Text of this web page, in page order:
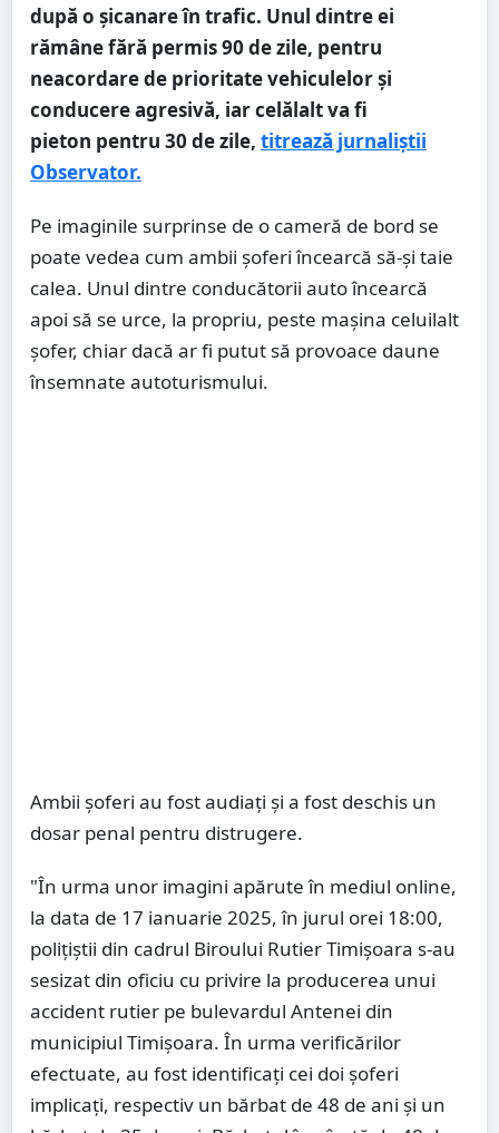
după o şicanare în trafic. Unul dintre ei
rămâne fără permis 90 de zile, pentru
neacordare de prioritate vehiculelor și
conducere agresivă, iar celălalt va fi
pieton pentru 30 de zile, titrează jurnaliștii
Observator.
Pe imaginile surprinse de o cameră de bord se
poate vedea cum ambii şoferi încearcă să-şi taie
calea. Unul dintre conducătorii auto încearcă
apoi să se urce, la propriu, peste maşina celuilalt
şofer, chiar dacă ar fi putut să provoace daune
însemnate autoturismului.
Ambii şoferi au fost audiaţi şi a fost deschis un
dosar penal pentru distrugere.
"În urma unor imagini apărute în mediul online,
la data de 17 ianuarie 2025, în jurul orei 18:00,
polițiștii din cadrul Biroului Rutier Timișoara s-au
sesizat din oficiu cu privire la producerea unui
accident rutier pe bulevardul Antenei din
municipiul Timișoara. În urma verificărilor
efectuate, au fost identificați cei doi șoferi
implicați, respectiv un bărbat de 48 de ani și un